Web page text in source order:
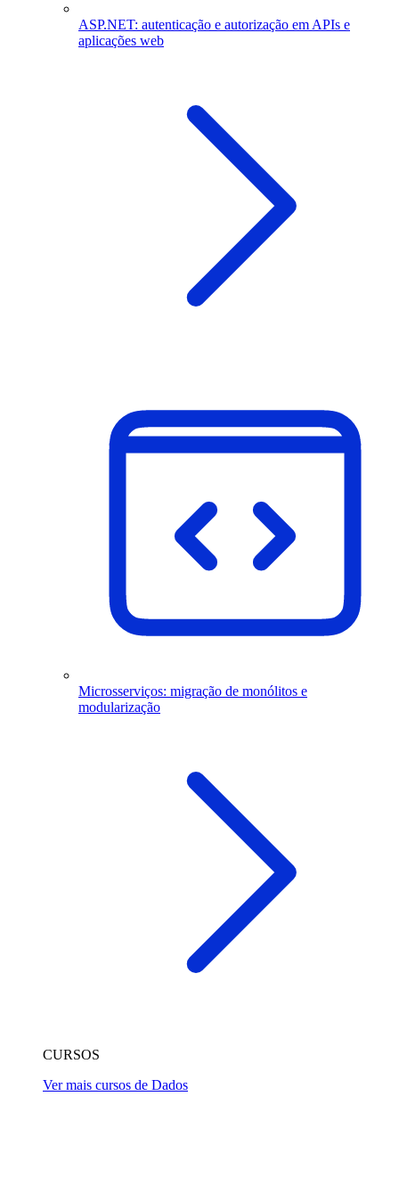
ASP.NET: autenticação e autorização em APIs e
aplicações web
Microsserviços: migração de monólitos e
modularização
CURSOS
Ver mais cursos de Dados